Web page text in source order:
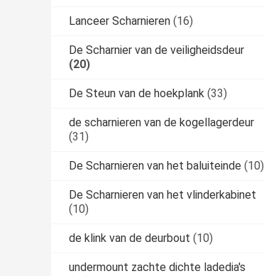
Lanceer Scharnieren (16)
De Scharnier van de veiligheidsdeur
(20)
De Steun van de hoekplank (33)
de scharnieren van de kogellagerdeur
(31)
De Scharnieren van het baluiteinde (10)
De Scharnieren van het vlinderkabinet
(10)
de klink van de deurbout (10)
undermount zachte dichte ladedia's